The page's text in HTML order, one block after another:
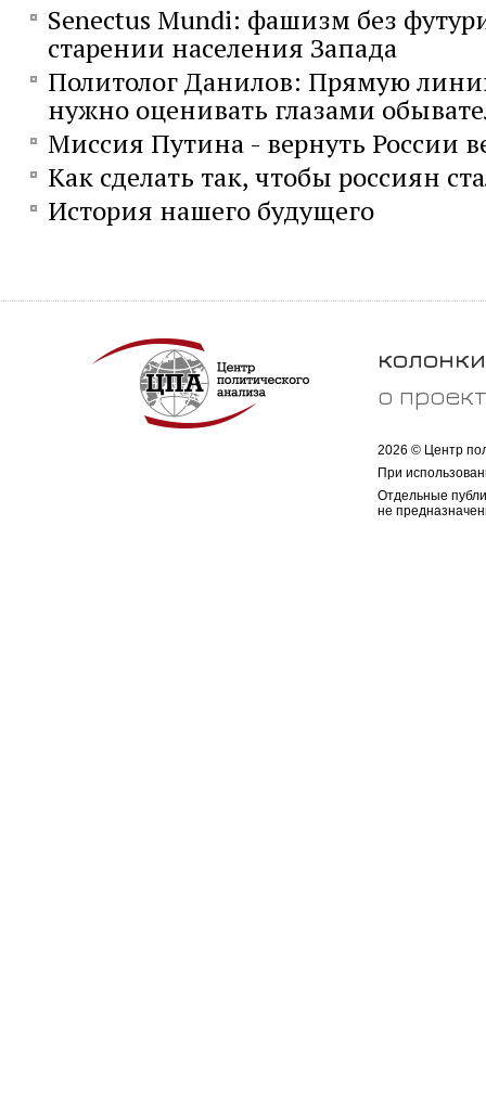
Senectus Mundi: фашизм без
старении населения Запада
Политолог Данилов: Прямую
нужно оценивать глазами
Миссия Путина - вернуть России
Как сделать так, чтобы россиян
История нашего будущего
колонки
о
2026 © Центр
При
Отдельные
не